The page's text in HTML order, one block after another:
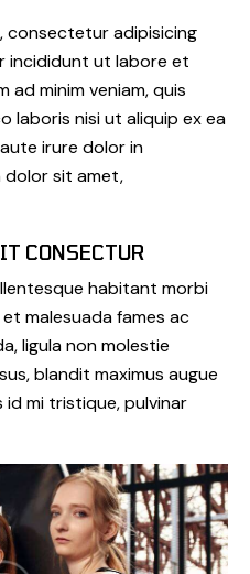
consectetur adipisicing
incididunt ut labore et
ad minim veniam, quis
laboris nisi ut aliquip ex ea
irure dolor in
dolor sit amet,
CONSECTUR
habitant morbi
malesuada fames ac
ligula non molestie
blandit maximus augue
id mi tristique, pulvinar